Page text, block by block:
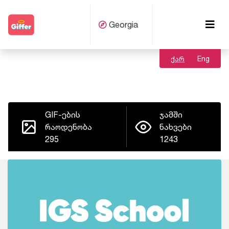
Georgia
ქარ Eng
GIF-ების
რაოდენობა
295
ჯამში
ნახვები
1243